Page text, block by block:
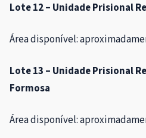
Lote 12 – Unidade Prisional
Área disponível:
Lote 13 – Unidade Prisional
Formosa
Área disponível: